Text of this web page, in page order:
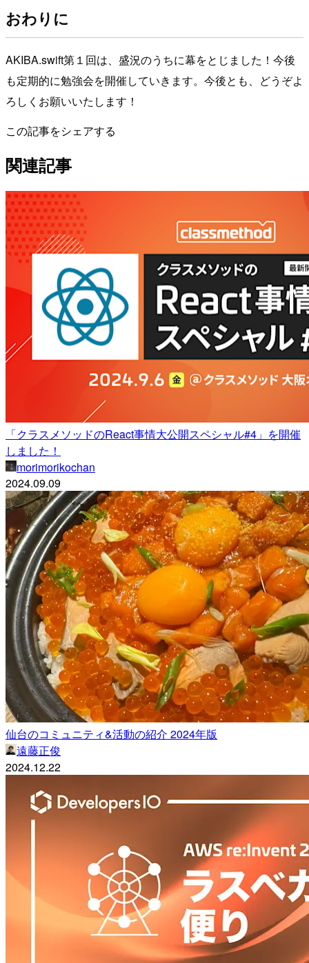
おわりに
AKIBA.swift第１回は、盛況のうちに幕をとじました！今後
も定期的に勉強会を開催していきます。今後とも、どうぞよ
ろしくお願いいたします！
この記事をシェアする
関連記事
「クラスメソッドのReact事情大公開スペシャル#4」を開催
しました！
morimorikochan
2024.09.09
仙台のコミュニティ&活動の紹介 2024年版
遠藤正俊
2024.12.22